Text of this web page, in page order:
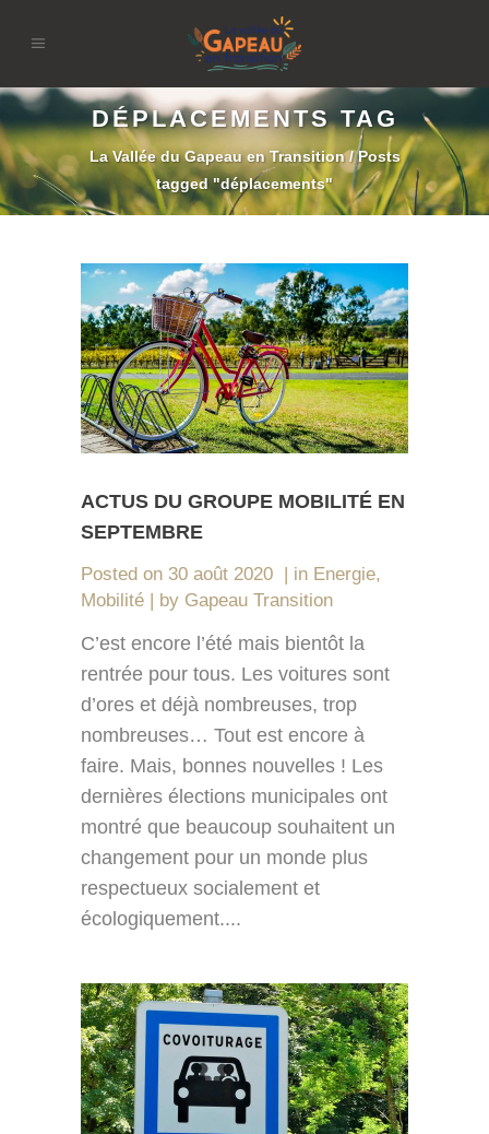
DÉPLACEMENTS TAG
La Vallée du Gapeau en Transition/Posts
tagged "déplacements"
ACTUS DU GROUPE MOBILITÉ EN
SEPTEMBRE
Posted on 30 août 2020 in Energie,
Mobilité
by Gapeau Transition
C’est encore l’été mais bientôt la
rentrée pour tous. Les voitures sont
d’ores et déjà nombreuses, trop
nombreuses… Tout est encore à
faire. Mais, bonnes nouvelles ! Les
dernières élections municipales ont
montré que beaucoup souhaitent un
changement pour un monde plus
respectueux socialement et
écologiquement....